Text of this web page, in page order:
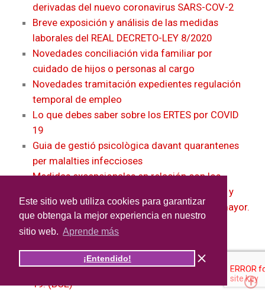
Este sitio web utiliza cookies para garantizar
que obtenga la mejor experiencia en nuestro
sitio web. Aprende más
¡Entendido!
derivadas del nuevo coronavirus SARS-COV-2
Breve exposición y análisis de las medidas
laborales del REAL DECRETO-LEY 8/2020
Novedades conciliación vida familiar por
cuidado de hijos o personas al cargo
Novedades tramitación expedientes regulación
temporal de empleo
Lo que debes saber sobre los ERTES por COVID
19
Guia de gestió psicològica davant quarantenes
per malalties infeccioses
Medidas excepcionales en relación con los
procedimientos de suspensión de contratos y
reducción de jornada por causa de fuerza mayor.
(Art 22 RD-ley) (Resumen)
Real Decreto-ley 8/2020, de 17 de marzo, de
medidas urgentes extraordinarias para hacer
frente al impacto económico y social del COVID-
19. (BOE)